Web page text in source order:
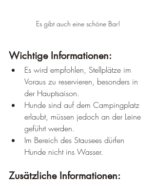
Es gibt auch eine schöne Bar!
Wichtige Informationen:
Es wird empfohlen, Stellplätze im
Voraus zu reservieren, besonders in
der Hauptsaison.
Hunde sind auf dem Campingplatz
erlaubt, müssen jedoch an der Leine
geführt werden.
Im Bereich des Stausees dürfen
Hunde nicht ins Wasser.
Zusätzliche Informationen: